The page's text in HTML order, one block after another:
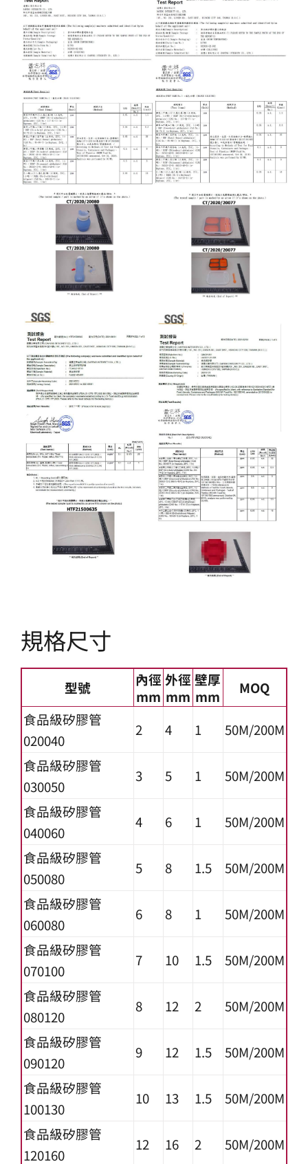
食品級矽膠
規格尺寸
型號
內徑
mm
外徑
mm
壁厚
mm
MOQ
食品級矽膠管
020040
2 4 1
50M/200M
食品級矽膠管
030050
3 5 1
50M/200M
食品級矽膠管
040060
4 6 1
50M/200M
食品級矽膠管
050080
5 8 1.5
50M/200M
食品級矽膠管
060080
6 8 1
50M/200M
食品級矽膠管
070100
7 10 1.5
50M/200M
食品級矽膠管
080120
8 12 2
50M/200M
食品級矽膠管
090120
9 12 1.5
50M/200M
食品級矽膠管
100130
10 13 1.5
50M/200M
食品級矽膠管
120160
12 16 2 50M/200M